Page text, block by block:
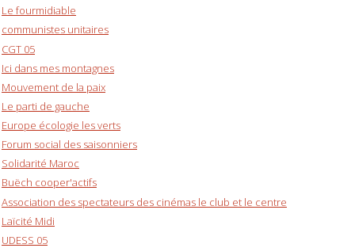
Le fourmidiable
communistes unitaires
CGT 05
Ici dans mes montagnes
Mouvement de la paix
Le parti de gauche
Europe écologie les verts
Forum social des saisonniers
Solidarité Maroc
Buëch cooper'actifs
Association des spectateurs des cinémas le club et le centre
Laïcité Midi
UDESS 05